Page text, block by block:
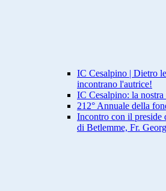
IC Cesalpino | Dietro
incontrano l'autrice!
IC Cesalpino: la
212° Annuale della
Incontro con il preside
di Betlemme, Fr.